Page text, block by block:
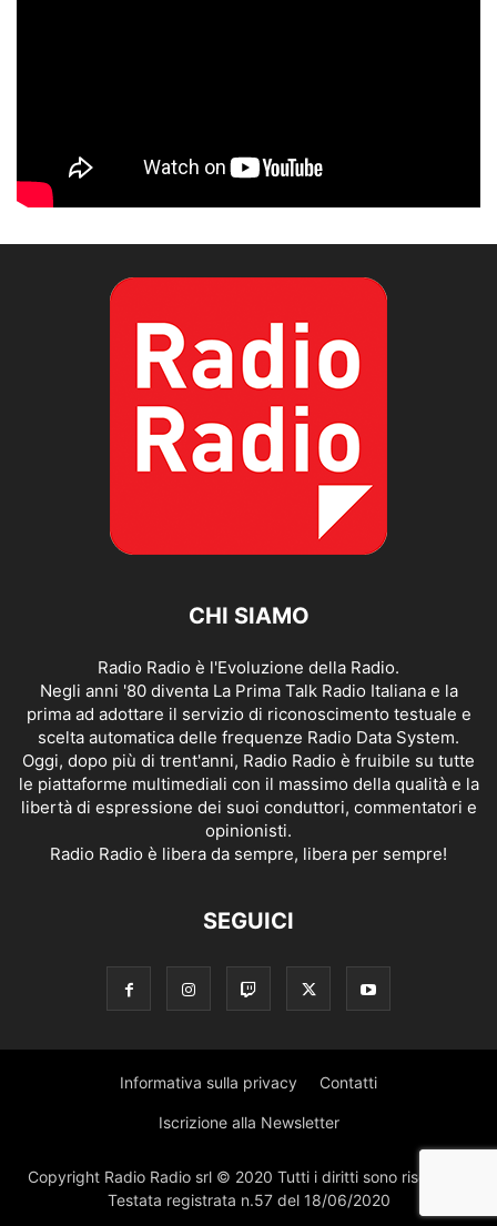
CHI SIAMO
Radio Radio è l'Evoluzione della Radio.
Negli anni '80 diventa La Prima Talk Radio Italiana e la
prima ad adottare il servizio di riconoscimento testuale e
scelta automatica delle frequenze Radio Data System.
Oggi, dopo più di trent'anni, Radio Radio è fruibile su tutte
le piattaforme multimediali con il massimo della qualità e la
libertà di espressione dei suoi conduttori, commentatori e
opinionisti.
Radio Radio è libera da sempre, libera per sempre!
SEGUICI
Informativa sulla privacy Contatti
Iscrizione alla Newsletter
Copyright Radio Radio srl © 2020 Tutti i diritti sono riservati |
Testata registrata n.57 del 18/06/2020